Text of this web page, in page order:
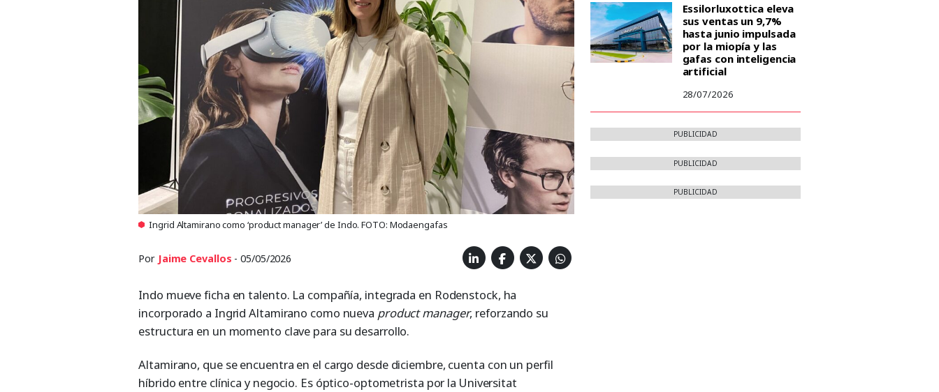
Ingrid Altamirano como ‘product manager’ de Indo. FOTO: Modaengafas
Por Jaime Cevallos - 05/05/2026
Indo mueve ficha en talento. La compañía, integrada en Rodenstock, ha
incorporado a Ingrid Altamirano como nueva product manager, reforzando su
estructura en un momento clave para su desarrollo.
Altamirano, que se encuentra en el cargo desde diciembre, cuenta con un perfil
híbrido entre clínica y negocio. Es óptico-optometrista por la Universitat
Essilorluxottica eleva
sus ventas un 9,7%
hasta junio impulsada
por la miopía y las
gafas con inteligencia
artificial
28/07/2026
PUBLICIDAD
PUBLICIDAD
PUBLICIDAD